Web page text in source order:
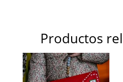
Productos